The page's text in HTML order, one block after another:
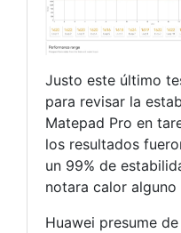
Justo este último
para revisar la
Matepad Pro en
los resultados
un 99% de
notara calor alguno
Huawei presume